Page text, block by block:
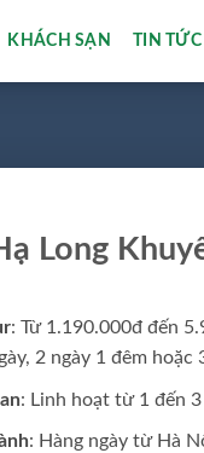
KHÁCH SẠN TIN
Long
: Từ 1.190.000đ đến
2 ngày 1 đêm hoặc
: Linh hoạt từ 1 đến 3
: Hàng ngày từ Hà